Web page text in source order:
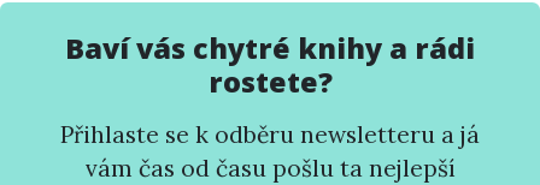
Baví vás chytré knihy a rádi
rostete?
Přihlaste se k odběru newsletteru a já
vám čas od času pošlu ta nejlepší